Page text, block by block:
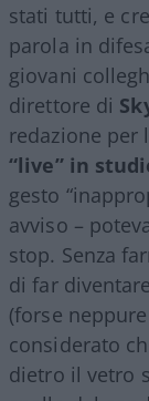
stati tutti, e
parola in
giovani
direttore di
redazione per
“live” in
gesto
avviso –
stop. Senza
di far
(forse
considerato
dietro il vetro